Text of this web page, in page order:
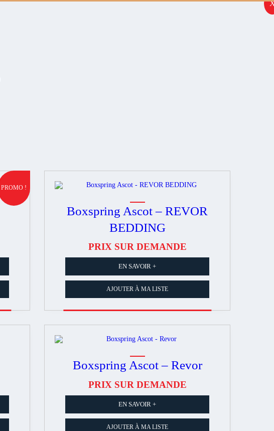
PROMO !
Boxspring Ascot – REVOR
BEDDING
PRIX SUR DEMANDE
EN SAVOIR +
AJOUTER À MA LISTE
Boxspring Ascot – Revor
PRIX SUR DEMANDE
EN SAVOIR +
AJOUTER À MA LISTE